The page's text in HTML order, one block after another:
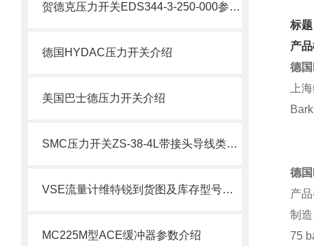
贺德克压力开关EDS344-3-250-000参数介绍
德国HYDAC压力开关介绍
美国巴士德压力开关介绍
SMC压力开关ZS-38-4L带接头导线类介绍
VSE流量计维特锐到货图及库存型号共赏
MC225M型ACE缓冲器参数介绍
标
产
德
上
德
产
制
75